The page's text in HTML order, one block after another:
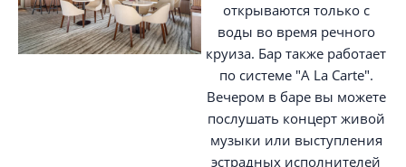
открываются только с
воды во время речного
круиза. Бар также работает
по системе "A La Carte".
Вечером в баре вы можете
послушать концерт живой
музыки или выступления
эстрадных исполнителей